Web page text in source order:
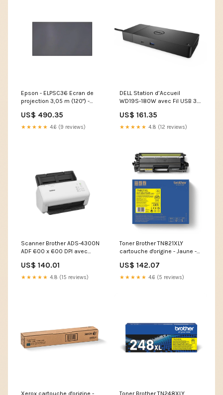
Epson - ELPSC36 Ecran de
projection 3,05 m (120") -
Compatibilité_HP Laserjet
4500
US$ 490.35
★★★★★ 4.6 (9 reviews)
DELL Station d’Accueil
WD19S-180W avec Fil USB 3.2
Type_Brother HL-L-2310
US$ 161.35
★★★★★ 4.8 (12 reviews)
Scanner Brother ADS-4300N
ADF 600 x 600 DPI avec
DK-11218
US$ 140.01
★★★★★ 4.8 (15 reviews)
Toner Brother TN821XLY
cartouche d'origine - Jaune -
ML-1910
US$ 142.07
★★★★★ 4.6 (5 reviews)
Xerox cartouche d'origine -
Toner Brother TN248XLY